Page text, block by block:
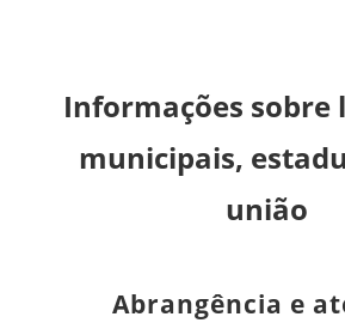
Informações sobre
municipais,
união
Abrangência e